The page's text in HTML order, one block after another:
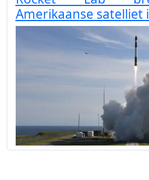
Amerikaanse satelliet